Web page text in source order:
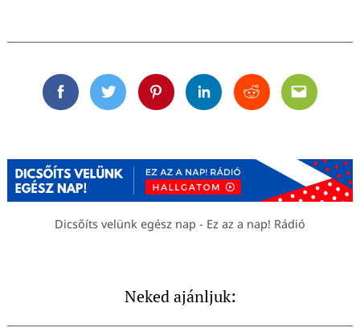
FacebookTwitterPinterestLinkedinRedditEmail
Dicsőíts velünk egész nap - Ez az a nap! Rádió
Neked ajánljuk: